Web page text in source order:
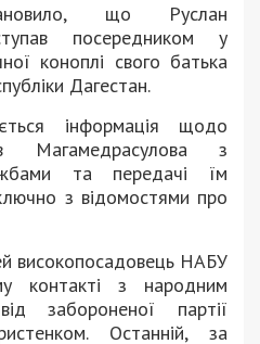
що Руслан
посередником у
коноплі свого батька
Дагестан.
інформація щодо
Магамедрасулова з
та передачі їм
з відомостями про
високопосадовець НАБУ
контакті з народним
забороненої партії
Останній, за